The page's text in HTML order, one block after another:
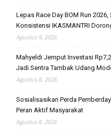
Lepas Race Day BOM Run
Konsistensi IKASMANTRI
Agustus 9, 2026
Mahyeldi Jemput Investasi
Jadi Sentra Tambak Udang
Agustus 8, 2026
Sosialisasikan Perda
Peran Aktif Masyarakat
Agustus 8, 2026